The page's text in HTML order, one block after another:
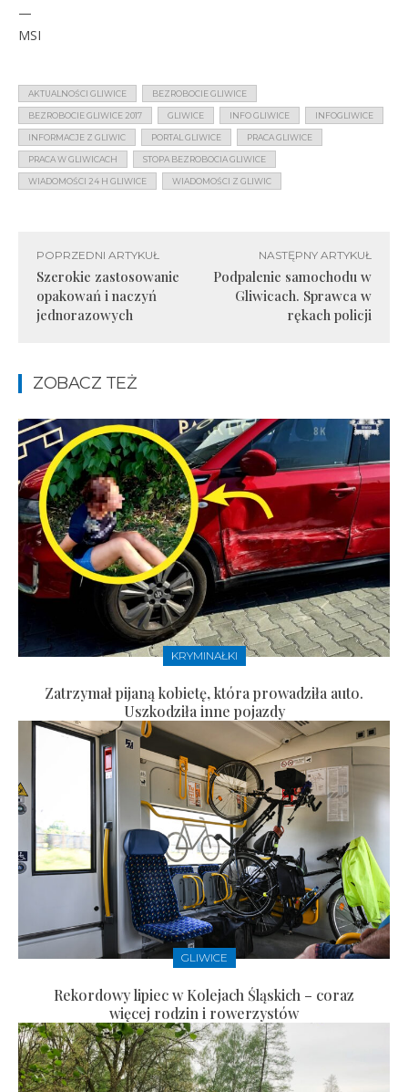
—
MSI
AKTUALNOŚCI GLIWICE BEZROBOCIE GLIWICE
BEZROBOCIE GLIWICE 2017 GLIWICE INFO GLIWICE INFOGLIWICE
INFORMACJE Z GLIWIC PORTAL GLIWICE PRACA GLIWICE
PRACA W GLIWICACH STOPA BEZROBOCIA GLIWICE
WIADOMOŚCI 24 H GLIWICE WIADOMOŚCI Z GLIWIC
POPRZEDNI ARTYKUŁ
Szerokie zastosowanie
opakowań i naczyń
jednorazowych
NASTĘPNY ARTYKUŁ
Podpalenie samochodu w
Gliwicach. Sprawca w
rękach policji
ZOBACZ TEŻ
KRYMINAŁKI
Zatrzymał pijaną kobietę, która prowadziła auto.
Uszkodziła inne pojazdy
GLIWICE
Rekordowy lipiec w Kolejach Śląskich – coraz
więcej rodzin i rowerzystów